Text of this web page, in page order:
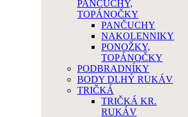
PANČUCHY,
TOPÁNOČKY
PANČUCHY
NAKOLENNIKY
PONOŽKY,
TOPÁNOČKY
PODBRADNÍKY
BODY DLHÝ RUKÁV
TRIČKÁ
TRIČKÁ KR.
RUKÁV